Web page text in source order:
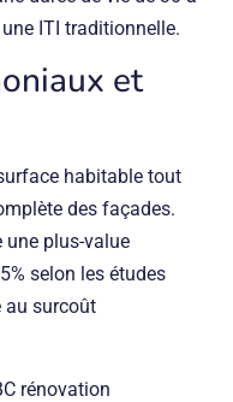
ITI traditionnelle.
et
habitable tout
des façades.
une plus-value
selon les études
au surcoût
rénovation